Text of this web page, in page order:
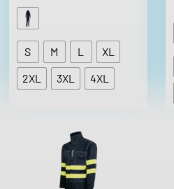
S M L
XL
2XL
3XL 4XL